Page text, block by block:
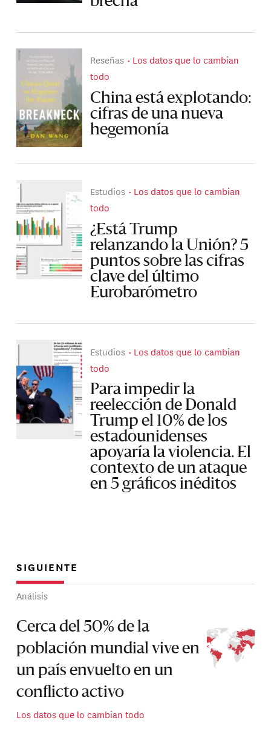
Reseñas
Los datos que lo cambian
todo
China está explotando:
cifras de una nueva
hegemonía
Estudios
Los datos que lo cambian
todo
¿Está Trump
relanzando la Unión? 5
puntos sobre las cifras
clave del último
Eurobarómetro
Estudios
Los datos que lo cambian
todo
Para impedir la
reelección de Donald
Trump el 10% de los
estadounidenses
apoyaría la violencia. El
contexto de un ataque
en 5 gráficos inéditos
SIGUIENTE
Análisis
Cerca del 50% de la
población mundial vive en
un país envuelto en un
conflicto activo
Los datos que lo cambian todo